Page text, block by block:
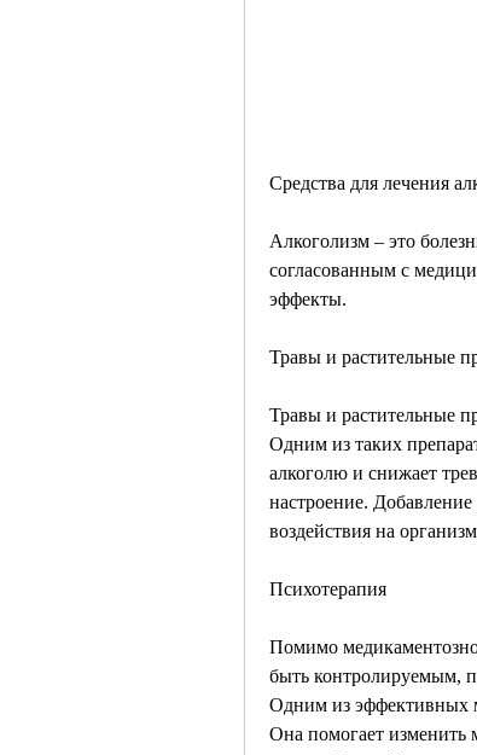
Средства для лечения
Алкоголизм – это
согласованным с
эффекты.
Травы и растительные
Травы и растительные
Одним из таких
алкоголю и снижает
настроение.
воздействия на
Психотерапия
Помимо
быть контролируемым,
Одним из эффективных
Она помогает изменить